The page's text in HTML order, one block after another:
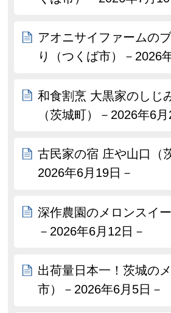
アオニサイファームの
り（つくば市）－2026
和食割烹 大黒家のしじ
（茨城町）－2026年6月
古民家の宿 庄や山口（
2026年6月19日－
深作農園のメロンスイ
－2026年6月12日－
出荷量日本一！茨城の
市）－2026年6月5日－